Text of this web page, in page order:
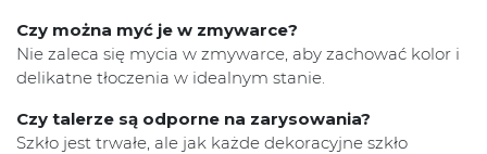
Czy można myć je w zmywarce?
Nie zaleca się mycia w zmywarce, aby zachować kolor i
delikatne tłoczenia w idealnym stanie.
Czy talerze są odporne na zarysowania?
Szkło jest trwałe, ale jak każde dekoracyjne szkło